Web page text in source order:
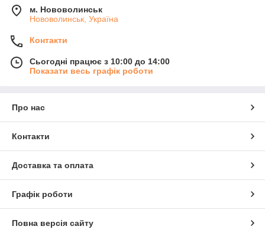
м. Нововолинськ
Нововолинськ, Україна
Контакти
Сьогодні працює з 10:00 до 14:00
Показати весь графік роботи
Про нас
Контакти
Доставка та оплата
Графік роботи
Повна версія сайту